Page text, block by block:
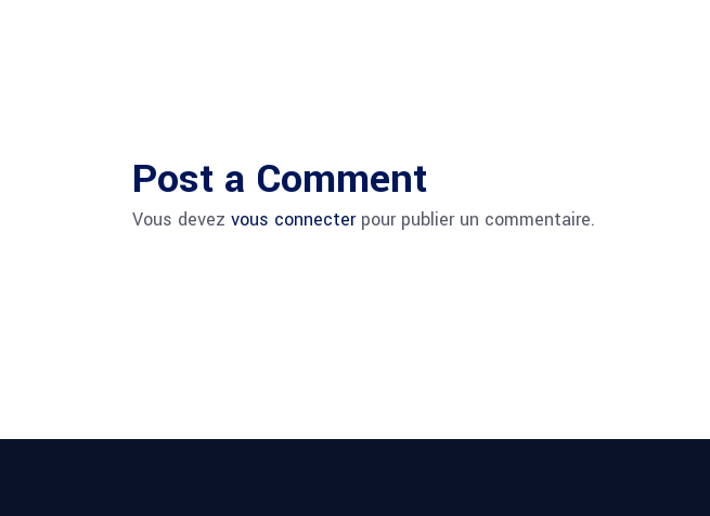
Post a Comment
Vous devez vous connecterpour publier un commentaire.